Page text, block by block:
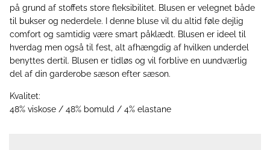
på grund af stoffets store fleksibilitet. Blusen er velegnet både
til bukser og nederdele. I denne bluse vil du altid føle dejlig
comfort og samtidig være smart påklædt. Blusen er ideel til
hverdag men også til fest, alt afhængdig af hvilken underdel
benyttes dertil. Blusen er tidløs og vil forblive en uundværlig
del af din garderobe sæson efter sæson.
Kvalitet:
48% viskose / 48% bomuld / 4% elastane